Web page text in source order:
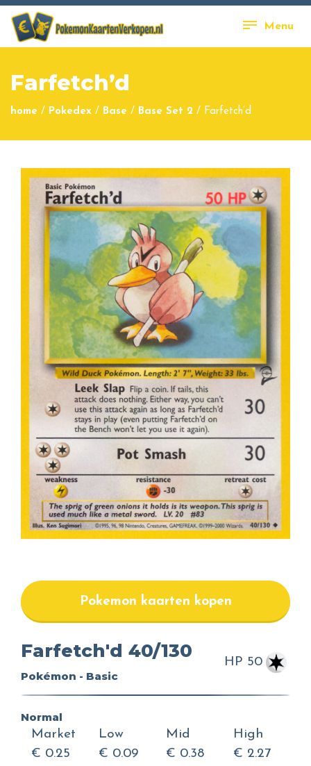
Menu
Farfetch’d
home / Pokedex / Base / Base Set 2 / Farfetch’d
Pokemon kaarten kopen
Farfetch'd 40/130
Pokémon - Basic
HP 50
Normal
Market
€ 0.25
Low
€ 0.09
Mid
€ 0.38
High
€ 2.27